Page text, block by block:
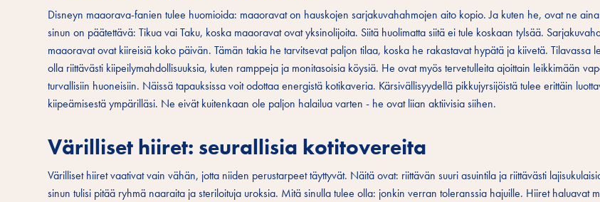
Disneyn maaorava-fanien tulee huomioida: maaoravat on hauskojen sarjakuvahahmojen aito kopio. Ja kuten he, ovat ne
sinun on päätettävä: Tikua vai Taku, koska maaoravat ovat yksinolijoita. Siitä huolimatta siitä ei tule koskaan tylsää.
maaoravat ovat kiireisiä koko päivän. Tämän takia he tarvitsevat paljon tilaa, koska he rakastavat hypätä ja kiivetä. Tilavassa
olla riittävästi kiipeilymahdollisuuksia, kuten ramppeja ja monitasoisia köysiä. He ovat myös tervetulleita ajoittain leikkimään
turvallisiin huoneisiin. Näissä tapauksissa voit odottaa energistä kotikaveria. Kärsivällisyydellä pikkujyrsijöistä tulee erittäin
kiipeämisestä ympärilläsi. Ne eivät kuitenkaan ole paljon halailua varten - he ovat liian aktiivisia siihen.
Värilliset hiiret: seurallisia kotitovereita
Värilliset hiiret vaativat vain vähän, jotta niiden perustarpeet täyttyvät. Näitä ovat: riittävän suuri asuintila ja riittävästi
sinun tulisi pitää ryhmä naaraita ja steriloituja uroksia. Mitä sinulla tulee olla: jonkin verran toleranssia hajuille. Hiiret haluavat